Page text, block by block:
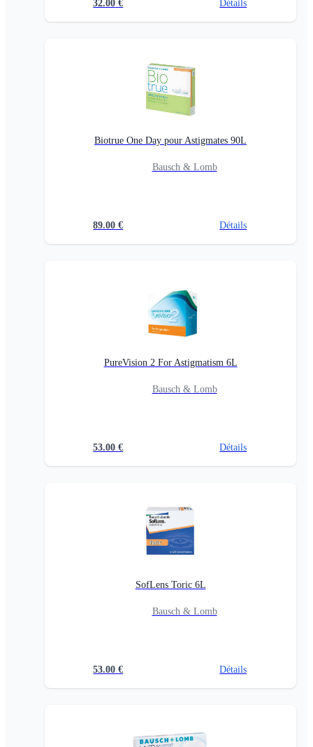
32.00 € Détails
Biotrue One Day pour Astigmates 90L
Bausch & Lomb
89.00 € Détails
PureVision 2 For Astigmatism 6L
Bausch & Lomb
53.00 € Détails
SofLens Toric 6L
Bausch & Lomb
53.00 € Détails